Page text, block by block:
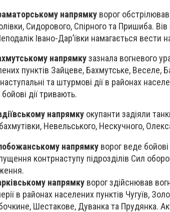
напрямку ворог обстрілював
Сидорового, Спірного та Пришиба.
Івано-Дарʼївки намагається вести
напрямкузазнала вогневого
пунктів Зайцеве, Бахмутське, Веселе,
та штурмові дії в районах
дії тривають.
напрямку окупанти задіяли
Невельського, Нескучного,
напрямку ворог веде
контрнаступу підрозділів Сил
напрямку ворог здійснював
в районах населених пунктів Чугуїв,
Шестакове, Дуванка та Прудянка.